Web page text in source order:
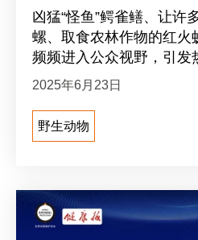
2025年6月23日
凶猛“怪鱼”鳄雀鳝、让许
螺、取食农林作物的红
频频进入公众视野，引发
野生动物